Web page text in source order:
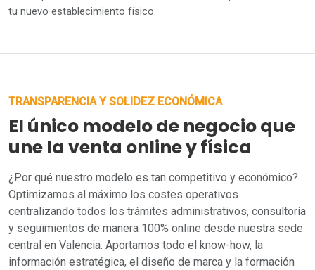
tu nuevo establecimiento físico.
TRANSPARENCIA Y SOLIDEZ ECONÓMICA
El único modelo de negocio que
une la venta online y física
¿Por qué nuestro modelo es tan competitivo y económico?
Optimizamos al máximo los costes operativos
centralizando todos los trámites administrativos, consultoría
y seguimientos de manera 100% online desde nuestra sede
central en Valencia. Aportamos todo el know-how, la
información estratégica, el diseño de marca y la formación